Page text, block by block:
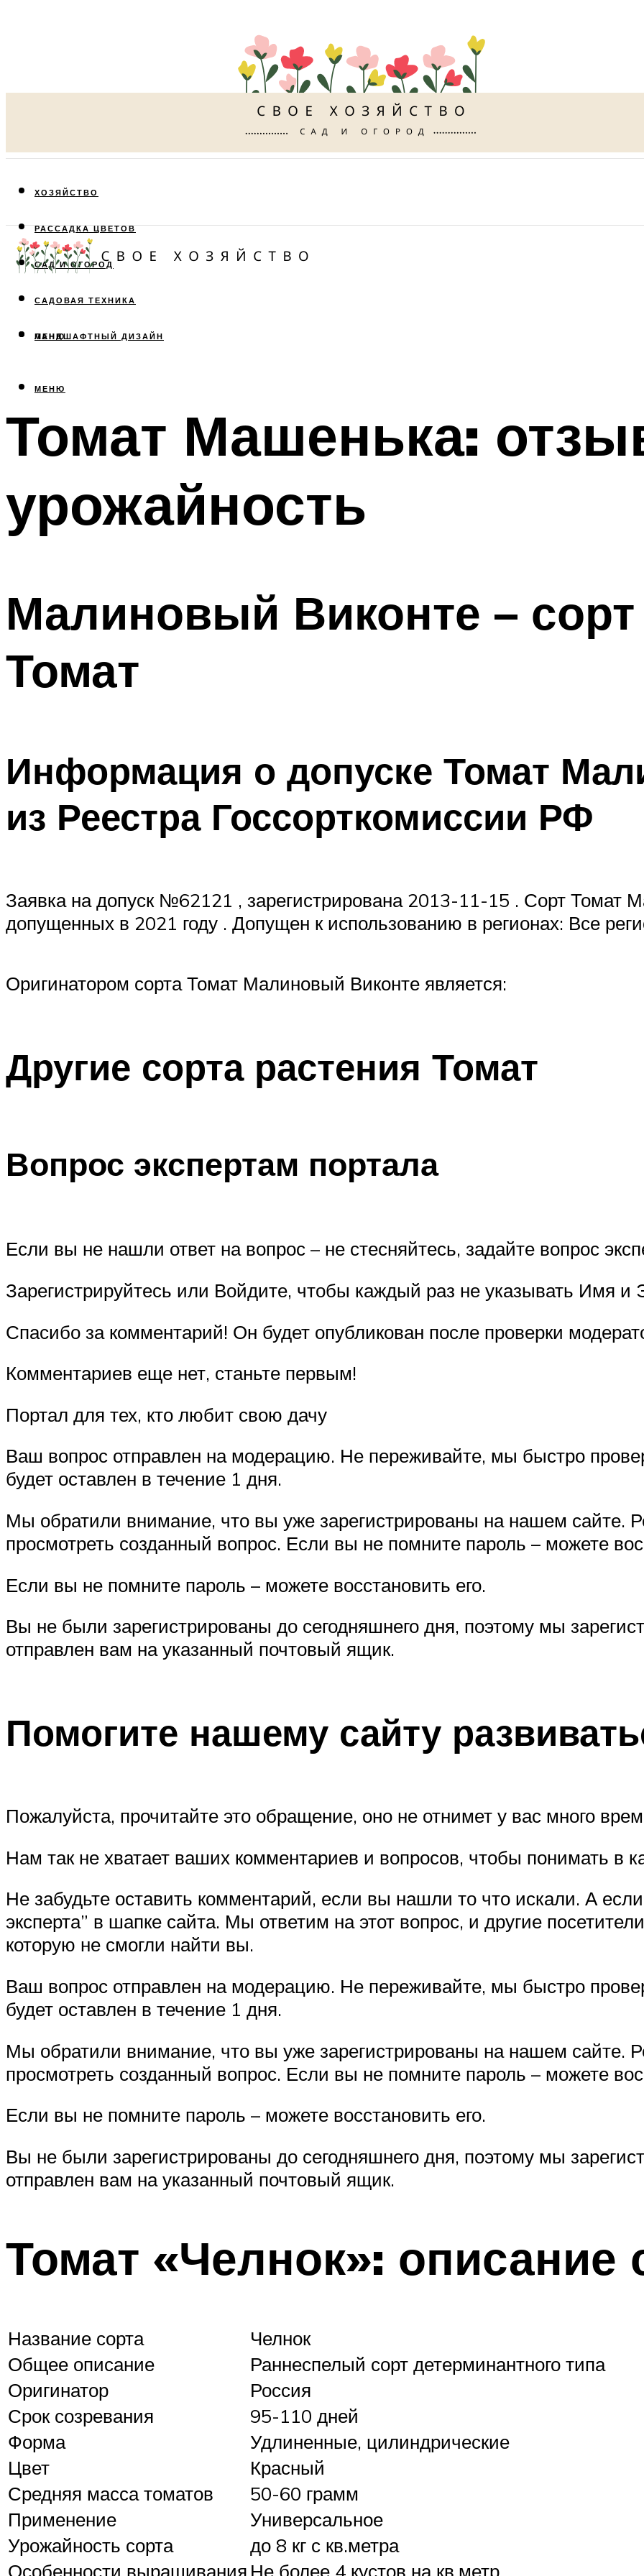
ХОЗЯЙСТВО
РАССАДКА ЦВЕТОВ
САД И ОГОРОД
САДОВАЯ ТЕХНИКА
ЛАНДШАФТНЫЙ ДИЗАЙН
МЕНЮ
МЕНЮ
Томат Машенька:
урожайность
Малиновый Виконте – сорт
Томат
Информация о допуске Томат
из Реестра Госсорткомиссии РФ
Заявка на допуск №62121 , зарегистрирована 2013-11-15 . Сорт Томат
допущенных в 2021 году . Допущен к использованию в регионах: Все
Оригинатором сорта Томат Малиновый Виконте является:
Другие сорта растения Томат
Вопрос экспертам портала
Если вы не нашли ответ на вопрос – не стесняйтесь, задайте вопрос
Зарегистрируйтесь или Войдите, чтобы каждый раз не указывать Имя и
Спасибо за комментарий! Он будет опубликован после проверки
Комментариев еще нет, станьте первым!
Портал для тех, кто любит свою дачу
Ваш вопрос отправлен на модерацию. Не переживайте, мы быстро
будет оставлен в течение 1 дня.
Мы обратили внимание, что вы уже зарегистрированы на нашем сайте.
просмотреть созданный вопрос. Если вы не помните пароль – можете
Если вы не помните пароль – можете восстановить его.
Вы не были зарегистрированы до сегодняшнего дня, поэтому мы
отправлен вам на указанный почтовый ящик.
Помогите нашему сайту
Пожалуйста, прочитайте это обращение, оно не отнимет у вас много
Нам так не хватает ваших комментариев и вопросов, чтобы понимать в
Не забудьте оставить комментарий, если вы нашли то что искали. А
эксперта” в шапке сайта. Мы ответим на этот вопрос, и другие
которую не смогли найти вы.
Ваш вопрос отправлен на модерацию. Не переживайте, мы быстро
будет оставлен в течение 1 дня.
Мы обратили внимание, что вы уже зарегистрированы на нашем сайте.
просмотреть созданный вопрос. Если вы не помните пароль – можете
Если вы не помните пароль – можете восстановить его.
Вы не были зарегистрированы до сегодняшнего дня, поэтому мы
отправлен вам на указанный почтовый ящик.
Томат «Челнок»: описание
Название сорта
Челнок
Общее описание
Раннеспелый сорт детерминантного типа
Оригинатор
Россия
Срок созревания
95-110 дней
Форма
Удлиненные, цилиндрические
Цвет
Красный
Средняя масса томатов
50-60 грамм
Применение
Универсальное
Урожайность сорта
до 8 кг с кв.метра
Особенности выращивания Не более 4 кустов на кв.метр